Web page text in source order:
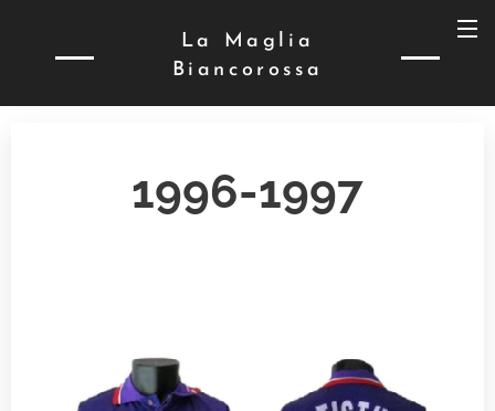
La Maglia
Biancorossa
1996-1997